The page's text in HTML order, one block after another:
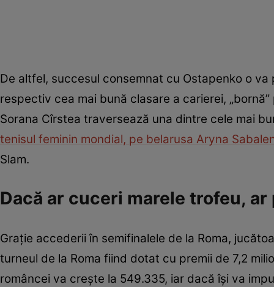
De altfel, succesul consemnat cu Ostapenko o
respectiv cea mai bună clasare a carierei,
Sorana Cîrstea traversează una dintre cele mai
tenisul feminin mondial, pe belarusa Aryna
Slam.
Dacă ar cuceri marele trofeu,
Grație accederii în semifinalele de la Roma,
turneul de la Roma fiind dotat cu premii de 7,2
româncei va crește la 549.335, iar dacă își va